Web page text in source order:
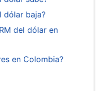
dólar baja?
del dólar en
en Colombia?